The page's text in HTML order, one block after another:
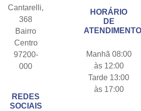
Cantarelli,
368
Bairro
Centro
97200-
000
REDES
SOCIAIS
HORÁRIO
DE
Manhã 08:00
às 12:00
Tarde 13:00
às 17:00